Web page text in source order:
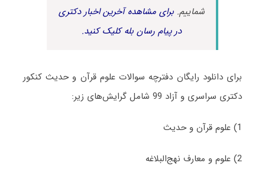
شماییم.برای مشاهده آخرین اخبار دکتری
در پیام رسان بله کلیک کنید.
برای دانلود رایگان دفترچه سوالات علوم قرآن و حدیث کنکور
دکتری سراسری و آزاد 99 شامل گرایش‌های زیر:
1) علوم قرآن و حدیث
2) علوم و معارف نهج‌البلاغه